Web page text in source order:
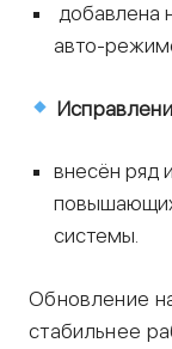
добавлена
авто-
внесён ряд
системы.
Обновление
стабильнее